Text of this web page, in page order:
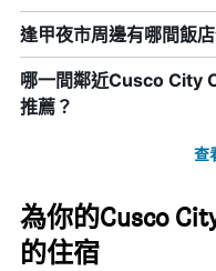
逢甲夜市周邊有哪間飯
哪一間鄰近Cusco City
推薦？
查
為你的Cusco
的住宿